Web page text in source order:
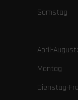
April-August:
Dienstag-